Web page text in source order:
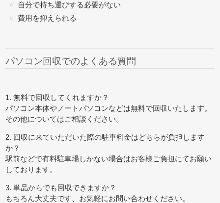
自分で持ち運びする必要がない
費用を抑えられる
パソコン回収でのよくある質問
1. 無料で回収してくれますか？
パソコン本体やノートパソコンなどは無料で回収いたします。
その他についてはご相談ください。
2. 回収に来ていただいた際の駐車料金はどちらが負担します
か？
駅前などで有料駐車場しかない場合はお客様ご負担にてお願い
しております。
3. 単品からでも回収できますか？
もちろん大丈夫です、お気軽にお問い合わせください。